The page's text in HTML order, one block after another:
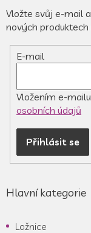
aVložte svůj e-mail
nových
E-mail
Vložením e-
osobních údajů
Přihlásit se
Hlavní kategorie
Ložnice